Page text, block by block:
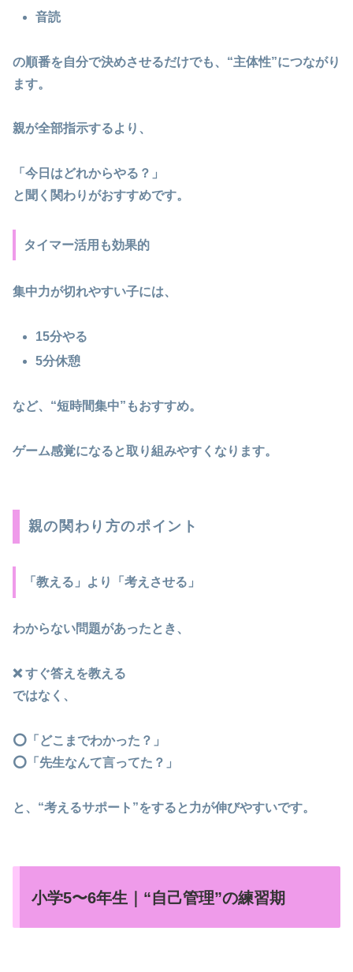
音読
の順番を自分で決めさせるだけでも、“主体性”につながり
ます。
親が全部指示するより、
「今日はどれからやる？」
と聞く関わりがおすすめです。
タイマー活用も効果的
集中力が切れやすい子には、
15分やる
5分休憩
など、“短時間集中”もおすすめ。
ゲーム感覚になると取り組みやすくなります。
親の関わり方のポイント
「教える」より「考えさせる」
わからない問題があったとき、
❌ すぐ答えを教える
ではなく、
⭕「どこまでわかった？」
⭕「先生なんて言ってた？」
と、“考えるサポート”をすると力が伸びやすいです。
小学5〜6年生｜“自己管理”の練習期